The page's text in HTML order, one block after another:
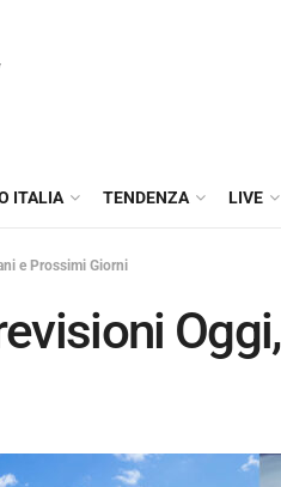
ITALIA TENDENZA LIVE
e Prossimi Giorni